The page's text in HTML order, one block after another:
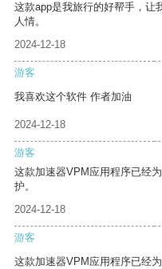
这款app是我旅行的好帮手，让
人情。
2024-12-18
游客
我喜欢这个软件 作者加油
2024-12-18
游客
这款加速器VPM应用程序已经
护。
2024-12-18
游客
这款加速器VPM应用程序已经